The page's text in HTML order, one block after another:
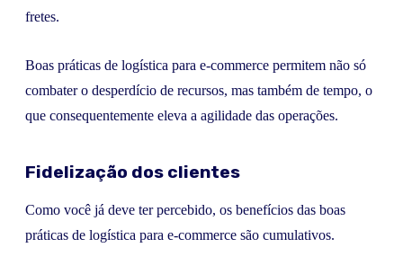
fretes.
Boas práticas de logística para e-commerce permitem não só
combater o desperdício de recursos, mas também de tempo, o
que consequentemente eleva a agilidade das operações.
Fidelização dos clientes
Como você já deve ter percebido, os benefícios das boas
práticas de logística para e-commerce são cumulativos.